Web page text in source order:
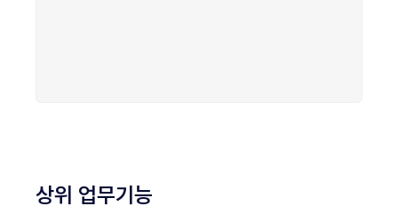
상위 업무기능